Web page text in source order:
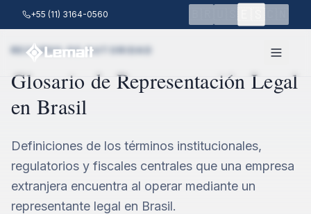
Saltar al contenido principal
+55 (11) 3164-0560 🇺🇸🇪🇸
RECURSO DE AUTORIDAD
Glosario de Representación Legal
en Brasil
Definiciones de los términos institucionales,
regulatorios y fiscales centrales que una empresa
extranjera encuentra al operar mediante un
representante legal en Brasil.